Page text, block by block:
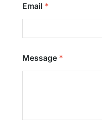
Email
Message